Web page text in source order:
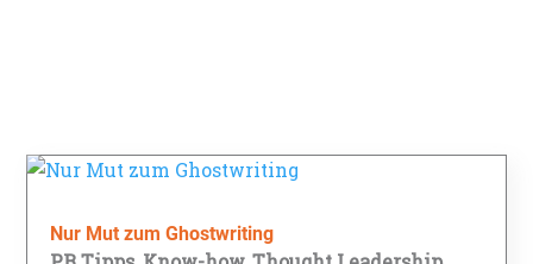
Nur Mut zum Ghostwriting